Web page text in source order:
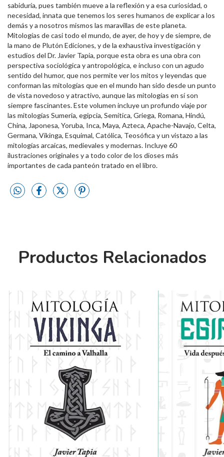
sabiduría, pues también mueve a la reflexión y a esa curiosidad, o
necesidad, innata que tenemos los seres humanos de explicar a los
demás y a nosotros mismos las maravillas de este planeta.
Mitologías de casi todo el mundo, de ayer, de hoy y de siempre, de
la mano de Plutón Ediciones, y de la exhaustiva investigación y
estudios del Dr. Javier Tapia, porque esta obra es una obra con
perspectiva sociológica y antropológica, e incluso con un agudo
sentido del humor, que nos permite ver los mitos y leyendas que
conforman las mitologías que en el mundo han sido desde un punto
de vista novedoso y atractivo, aunque las mitologías en sí son
siempre fascinantes. Este volumen incluye un profundo viaje por
las mitologías Sumeria, egipcia, Semítica, Griega, Romana, Hindú,
China, Japonesa, Yoruba, Inca, Maya, Azteca, Apache-Navajo, Celta,
Germana, Vikinga, Esquimal, Católica, Teosófica y un vistazo a las
mitologías arcaicas, medievales y modernas. Incluye 60
ilustraciones originales y a todo color de los dioses más
importantes de cada panteón tratado en el libro.
Productos Relacionados